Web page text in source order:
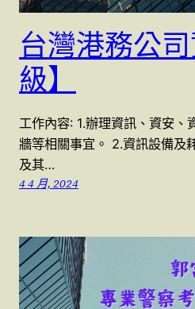
台灣港務公
級】
工作內容: 1.辦理資訊、資安、
牆等相關事宜。 2.資訊設備及
及其…
4 4 月, 2024